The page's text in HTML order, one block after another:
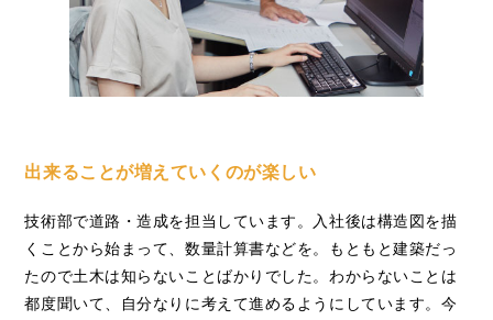
出来ることが増えていくのが楽しい
技術部で道路・造成を担当しています。入社後は構造図を描
くことから始まって、数量計算書などを。もともと建築だっ
たので土木は知らないことばかりでした。わからないことは
都度聞いて、自分なりに考えて進めるようにしています。今